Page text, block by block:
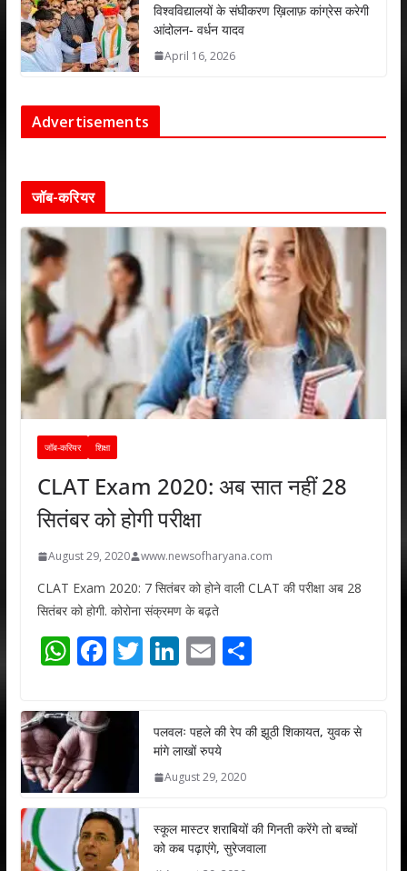
विश्वविद्यालयों के संघीकरण ख़िलाफ़ कांग्रेस करेगी
आंदोलन- वर्धन यादव
April 16, 2026
Advertisements
जॉब-करियर
जॉब-करियर शिक्षा
CLAT Exam 2020: अब सात नहीं 28
सितंबर को होगी परीक्षा
August 29, 2020 www.newsofharyana.com
CLAT Exam 2020: 7 सितंबर को होने वाली CLAT की परीक्षा अब 28
सितंबर को होगी. कोरोना संक्रमण के बढ़ते
W
at
s
A
p
p
F
e
b
o
k
T
er
Li
e
dI
n
E
l
S
e
पलवलः पहले की रेप की झूठी शिकायत, युवक से
मांगे लाखों रुपये
August 29, 2020
स्कूल मास्टर शराबियों की गिनती करेंगे तो बच्चों
को कब पढ़ाएंगे, सुरेजवाला